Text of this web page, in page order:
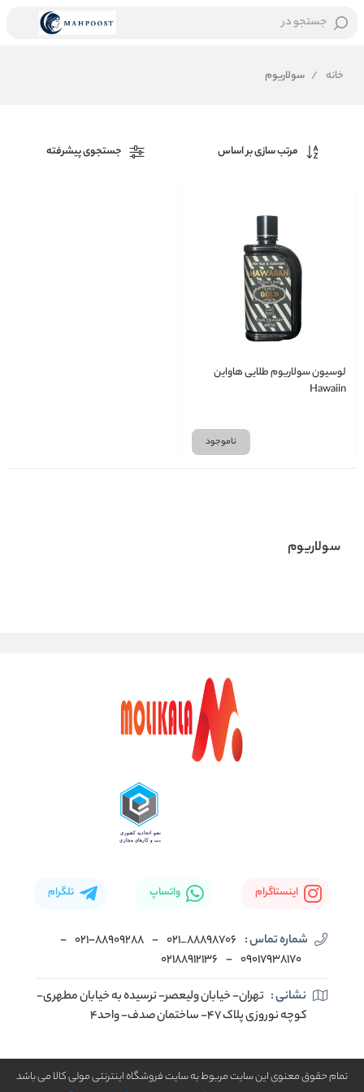
جستجو در
خانه / سولاریوم
مرتب سازی بر اساس جستجوی پیشرفته
لوسیون سولاریوم طلایی هاواین
Hawaiin
ناموجود
سولاریوم
اینستاگرام واتساپ تلگرام
شماره تماس : 88898706_021
- ۰۲۱-۸۸۹۰۹۲۸۸ -
۰۹۰۱۷۹۳۸۱۷۰ -
02188912136
نشانی : تهران- خیابان ولیعصر- نرسیده به خیابان مطهری-
کوچه نوروزی پلاک ۴۷- ساختمان صدف- واحد۴
تمام حقوق معنوی این سایت مربوط به سایت فروشگاه اینترنتی مولی کالا می باشد